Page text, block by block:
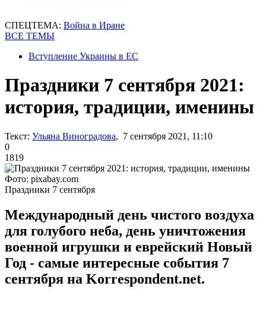
СПЕЦТЕМА: Война в Иране
ВСЕ ТЕМЫ
Вступление Украины в ЕС
Праздники 7 сентября 2021:
история, традиции, именины
Текст: Ульяна Виноградова, 7 сентября 2021, 11:10
0
1819
Фото: pixabay.com
Праздники 7 сентября
Международный день чистого воздуха
для голубого неба, день уничтожения
военной игрушки и еврейский Новый
Год - самые интересные события 7
сентября на Korrespondent.net.